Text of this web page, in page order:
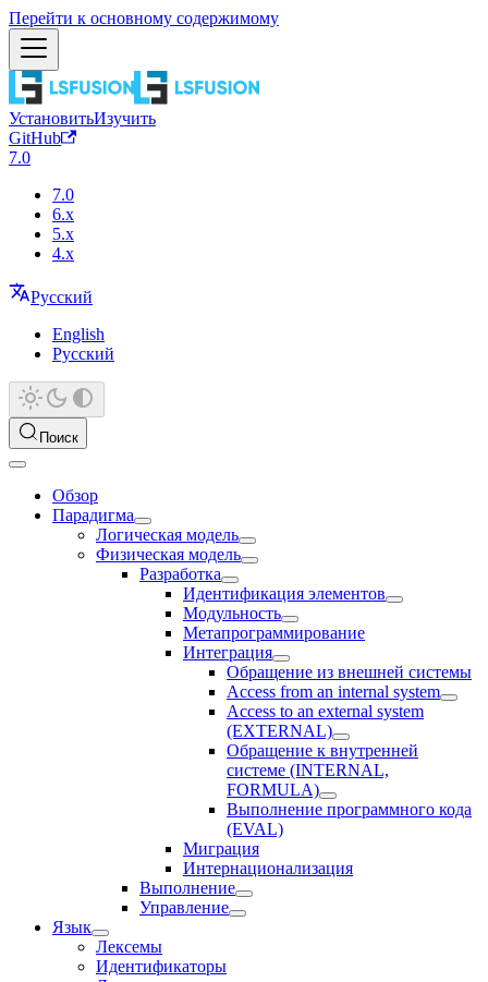
Перейти к основному содержимому
УстановитьИзучить
GitHub
7.0
7.0
6.x
5.x
4.x
Русский
English
Русский
Поиск
Обзор
Парадигма
Логическая модель
Физическая модель
Разработка
Идентификация элементов
Модульность
Метапрограммирование
Интеграция
Обращение из внешней системы
Access from an internal system
Access to an external system
(EXTERNAL)
Обращение к внутренней
системе (INTERNAL,
FORMULA)
Выполнение программного кода
(EVAL)
Миграция
Интернационализация
Выполнение
Управление
Язык
Лексемы
Идентификаторы